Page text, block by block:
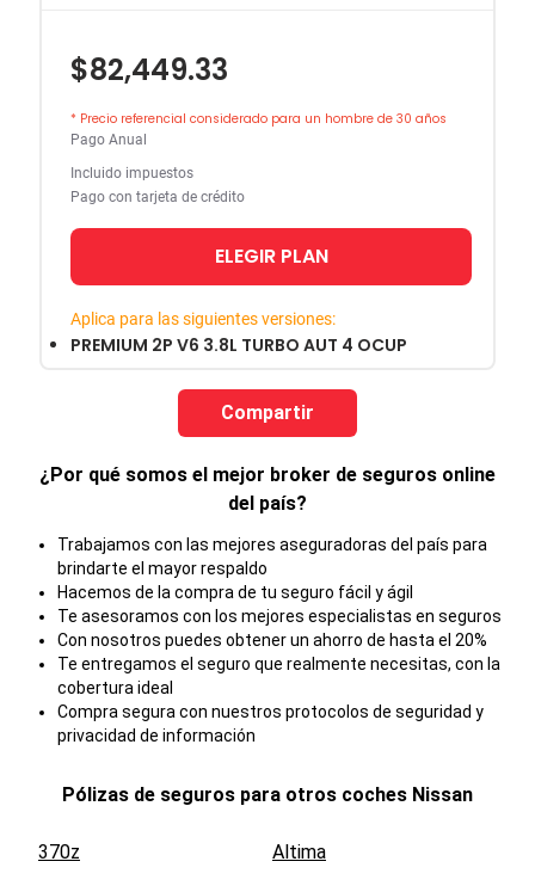
$82,449.33
* Precio referencial considerado para un hombre de 30 años
Pago Anual
Incluido impuestos
Pago con tarjeta de crédito
ELEGIR PLAN
Aplica para las siguientes versiones:
PREMIUM 2P V6 3.8L TURBO AUT 4 OCUP
Compartir
¿Por qué somos el mejor broker de seguros online
del país?
Trabajamos con las mejores aseguradoras del país para
brindarte el mayor respaldo
Hacemos de la compra de tu seguro fácil y ágil
Te asesoramos con los mejores especialistas en seguros
Con nosotros puedes obtener un ahorro de hasta el 20%
Te entregamos el seguro que realmente necesitas, con la
cobertura ideal
Compra segura con nuestros protocolos de seguridad y
privacidad de información
Pólizas de seguros para otros coches Nissan
370z Altima